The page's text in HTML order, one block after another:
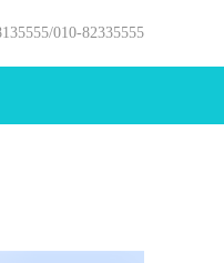
010-82335555